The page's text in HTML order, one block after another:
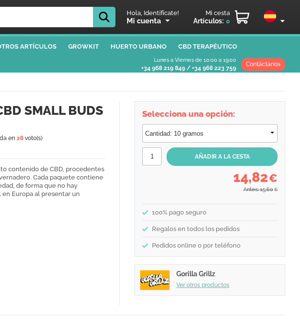
Hola, Identifícate!
Mi cuenta
Mi cesta
Artículos: 0
ARTÍCULOS GROWKIT HUERTO URBANO CBD TERAPÉUTICO
Lunes a Viernes de 10:00 a 19:00
+34 968 219 849 / +34 968 223 759
Contáctanos
SMALL BUDS
en 28 voto(s)
contenido de CBD, procedentes
Cada paquete contiene
de forma que no hay
Europa al presentar un
Selecciona una opción:
14,82€
Antes: 15,60 €
100% pago seguro
Regalos en todos los pedidos
Pedidos online o por teléfono
Gorilla Grillz
Ver otros productos